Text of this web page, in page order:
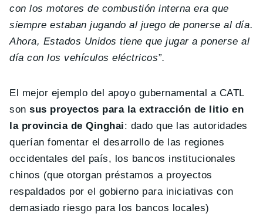
con los motores de combustión interna era que
siempre estaban jugando al juego de ponerse al día.
Ahora, Estados Unidos tiene que jugar a ponerse al
día con los vehículos eléctricos”.
El mejor ejemplo del apoyo gubernamental a CATL
sonsus proyectos para la extracción de litio en
la provincia de Qinghai: dado que las autoridades
querían fomentar el desarrollo de las regiones
occidentales del país, los bancos institucionales
chinos (que otorgan préstamos a proyectos
respaldados por el gobierno para iniciativas con
demasiado riesgo para los bancos locales)